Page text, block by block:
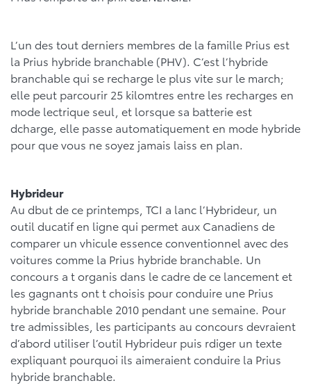
L’un des tout derniers membres de la famille Prius est
la Prius hybride branchable (PHV). C’est l’hybride
branchable qui se recharge le plus vite sur le march;
elle peut parcourir 25 kilomtres entre les recharges en
mode lectrique seul, et lorsque sa batterie est
dcharge, elle passe automatiquement en mode hybride
pour que vous ne soyez jamais laiss en plan.
Hybrideur
Au dbut de ce printemps, TCI a lanc l’Hybrideur, un
outil ducatif en ligne qui permet aux Canadiens de
comparer un vhicule essence conventionnel avec des
voitures comme la Prius hybride branchable. Un
concours a t organis dans le cadre de ce lancement et
les gagnants ont t choisis pour conduire une Prius
hybride branchable 2010 pendant une semaine. Pour
tre admissibles, les participants au concours devraient
d’abord utiliser l’outil Hybrideur puis rdiger un texte
expliquant pourquoi ils aimeraient conduire la Prius
hybride branchable.